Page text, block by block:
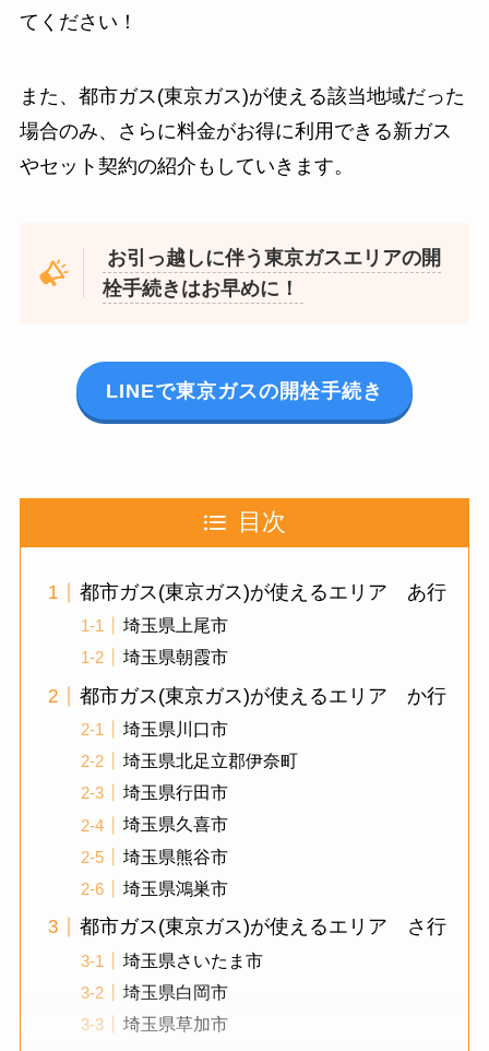
てください！
また、都市ガス(東京ガス)が使える該当地域だった
場合のみ、さらに料金がお得に利用できる新ガス
やセット契約の紹介もしていきます。
お引っ越しに伴う東京ガスエリアの開
栓手続きはお早めに！
LINEで東京ガスの開栓手続き
目次
都市ガス(東京ガス)が使えるエリア あ行
埼玉県上尾市
埼玉県朝霞市
都市ガス(東京ガス)が使えるエリア か行
埼玉県川口市
埼玉県北足立郡伊奈町
埼玉県行田市
埼玉県久喜市
埼玉県熊谷市
埼玉県鴻巣市
都市ガス(東京ガス)が使えるエリア さ行
埼玉県さいたま市
埼玉県白岡市
埼玉県草加市